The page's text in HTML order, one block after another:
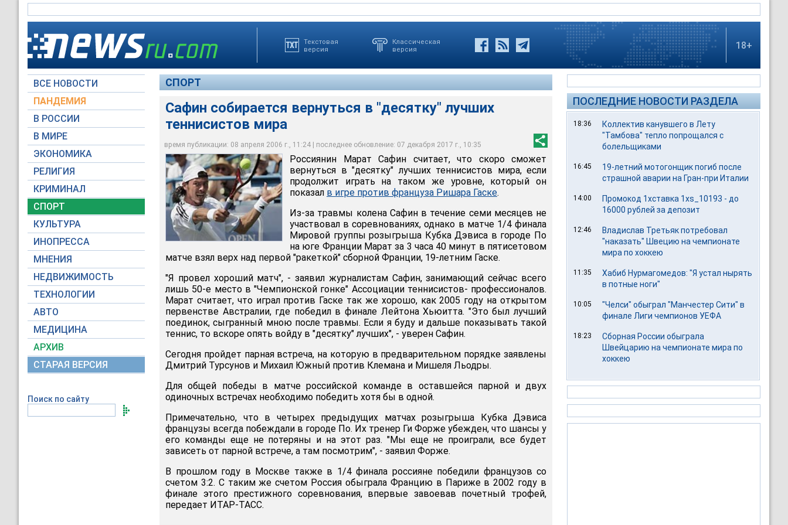
Текстовая
версия
Классическая
версия
18+
ВСЕ НОВОСТИ
ПАНДЕМИЯ
В РОССИИ
В МИРЕ
ЭКОНОМИКА
РЕЛИГИЯ
КРИМИНАЛ
СПОРТ
КУЛЬТУРА
ИНОПРЕССА
МНЕНИЯ
НЕДВИЖИМОСТЬ
ТЕХНОЛОГИИ
АВТО
МЕДИЦИНА
АРХИВ
СТАРАЯ ВЕРСИЯ
Поиск по сайту
СПОРТ
Сафин собирается вернуться в "десятку" лучших
теннисистов мира
время публикации: 08 апреля 2006 г., 11:24 | последнее обновление: 07 декабря 2017 г., 10:35
Сафин собирается вернуться в "десятку" лучших теннисистов мира
AP Photo
Россиянин Марат Сафин считает, что скоро сможет
вернуться в "десятку" лучших теннисистов мира, если
продолжит играть на таком же уровне, который он
показал в игре против француза Ришара Гаске.
Из-за травмы колена Сафин в течение семи месяцев не
участвовал в соревнованиях, однако в матче 1/4 финала
Мировой группы розыгрыша Кубка Дэвиса в городе По
на юге Франции Марат за 3 часа 40 минут в пятисетовом
матче взял верх над первой "ракеткой" сборной Франции, 19-летним Гаске.
"Я провел хороший матч", - заявил журналистам Сафин, занимающий сейчас всего
лишь 50-е место в "Чемпионской гонке" Ассоциации теннисистов- профессионалов.
Марат считает, что играл против Гаске так же хорошо, как 2005 году на открытом
первенстве Австралии, где победил в финале Лейтона Хьюитта. "Это был лучший
поединок, сыгранный мною после травмы. Если я буду и дальше показывать такой
теннис, то вскоре опять войду в "десятку" лучших", - уверен Сафин.
Сегодня пройдет парная встреча, на которую в предварительном порядке заявлены
Дмитрий Турсунов и Михаил Южный против Клемана и Мишеля Льодры.
Для общей победы в матче российской команде в оставшейся парной и двух
одиночных встречах необходимо победить хотя бы в одной.
Примечательно, что в четырех предыдущих матчах розыгрыша Кубка Дэвиса
французы всегда побеждали в городе По. Их тренер Ги Форже убежден, что шансы у
его команды еще не потеряны и на этот раз. "Мы еще не проиграли, все будет
зависеть от парной встрече, а там посмотрим", - заявил Форже.
В прошлом году в Москве также в 1/4 финала россияне победили французов со
счетом 3:2. С таким же счетом Россия обыграла Францию в Париже в 2002 году в
финале этого престижного соревнования, впервые завоевав почетный трофей,
передает ИТАР-ТАСС.
ПОСЛЕДНИЕ НОВОСТИ РАЗДЕЛА
18:36
Коллектив канувшего в Лету
"Тамбова" тепло попрощался с
болельщиками
16:45
19-летний мотогонщик погиб после
страшной аварии на Гран-при Италии
14:00
Промокод 1хставка 1xs_10193 - до
16000 рублей за депозит
12:46
Владислав Третьяк потребовал
"наказать" Швецию на чемпионате
мира по хоккею
11:35
Хабиб Нурмагомедов: "Я устал нырять
в потные ноги"
10:05
"Челси" обыграл "Манчестер Сити" в
финале Лиги чемпионов УЕФА
18:23
Сборная России обыграла
Швейцарию на чемпионате мира по
хоккею